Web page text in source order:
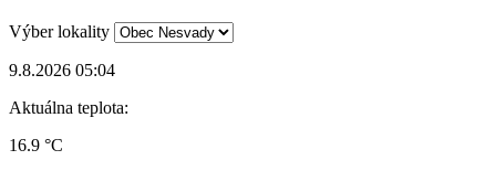
Výber lokality
9.8.2026 05:04
Aktuálna teplota:
16.9 °C